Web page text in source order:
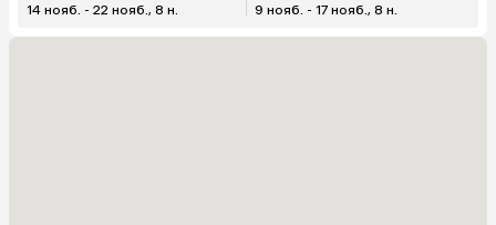
14 нояб. - 22 нояб., 8 н. 9 нояб. - 17 нояб., 8 н.